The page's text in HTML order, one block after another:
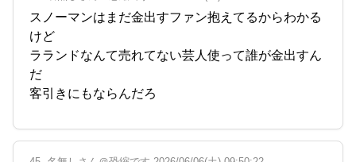
スノーマンはまだ金出すファン抱えてるからわかる
けど
ラランドなんて売れてない芸人使って誰が金出すん
だ
客引きにもならんだろ